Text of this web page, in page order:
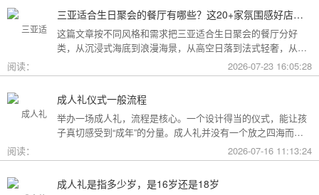
三亚适合生日聚会的餐厅有哪些？这20+家氛围感好店按风格挑，一篇搞定
这篇文章按不同风格和需求把三亚适合生日聚会的餐厅分好
类，从沉浸式海底到浪漫海景，从高空日落到法式轻奢，从热
带庭院到高性价比好店，直接对号入座就行。
阅读： 2026-07-23 16:05:28
成人礼仪式一般流程
举办一场成人礼，流程是核心。一个设计得当的仪式，能让孩
子真切感受到“成年”的分量。成人礼并没有一个放之四海而皆
准的固定模板，它可以根据不同的风格和规模灵活调整。下面
为你梳理了传统、现代和家庭聚会三种主要场景的完整流程，
阅读： 2026-07-16 11:13:24
成人礼是指多少岁，是16岁还是18岁